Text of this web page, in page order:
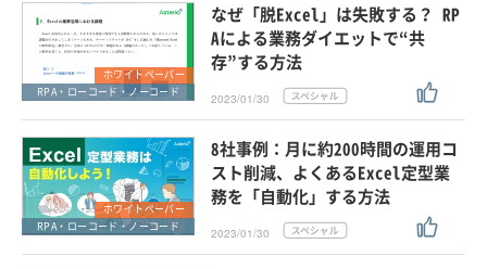
ホワイトペーパー
RPA・ローコード・ノーコード
なぜ「脱Excel」は失敗する？ RP
Aによる業務ダイエットで“共
存”する方法
2023/01/30
ホワイトペーパー
RPA・ローコード・ノーコード
8社事例：月に約200時間の運用コ
スト削減、よくあるExcel定型業
務を「自動化」する方法
2023/01/30